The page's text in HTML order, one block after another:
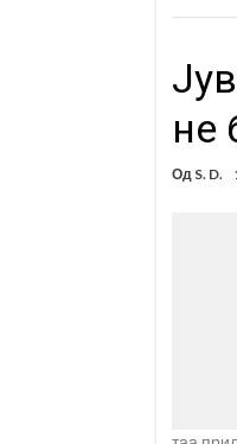
не
Од S. D.